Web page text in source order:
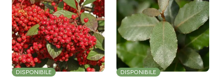
DISPONIBILE DISPONIBILE